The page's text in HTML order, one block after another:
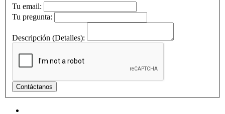
Tu email:
Tu pregunta:
Descripción (Detalles):